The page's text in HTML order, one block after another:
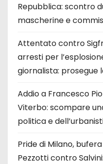
Repubblica: scontro
mascherine e
Attentato contro
arresti per
giornalista: prosegue
Addio a Francesco
Viterbo: scompare
politica e
Pride di Milano,
Pezzotti contro